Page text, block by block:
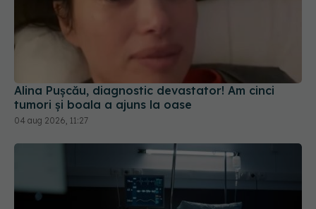
Alina Pușcău, diagnostic devastator! Am cinci
tumori și boala a ajuns la oase
04 aug 2026, 11:27